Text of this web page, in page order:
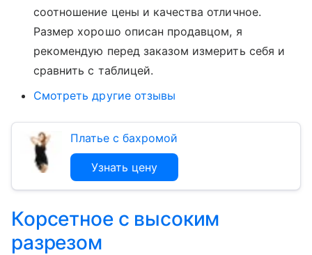
соотношение цены и качества отличное.
Размер хорошо описан продавцом, я
рекомендую перед заказом измерить себя и
сравнить с таблицей.
Смотреть другие отзывы
Платье с бахромой
Узнать цену
Корсетное с высоким
разрезом